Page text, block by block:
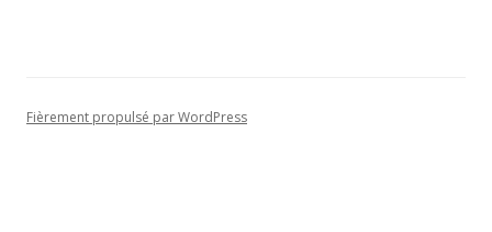
Fièrement propulsé par WordPress